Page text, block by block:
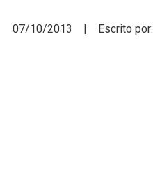
07/10/2013 | Escrito por: